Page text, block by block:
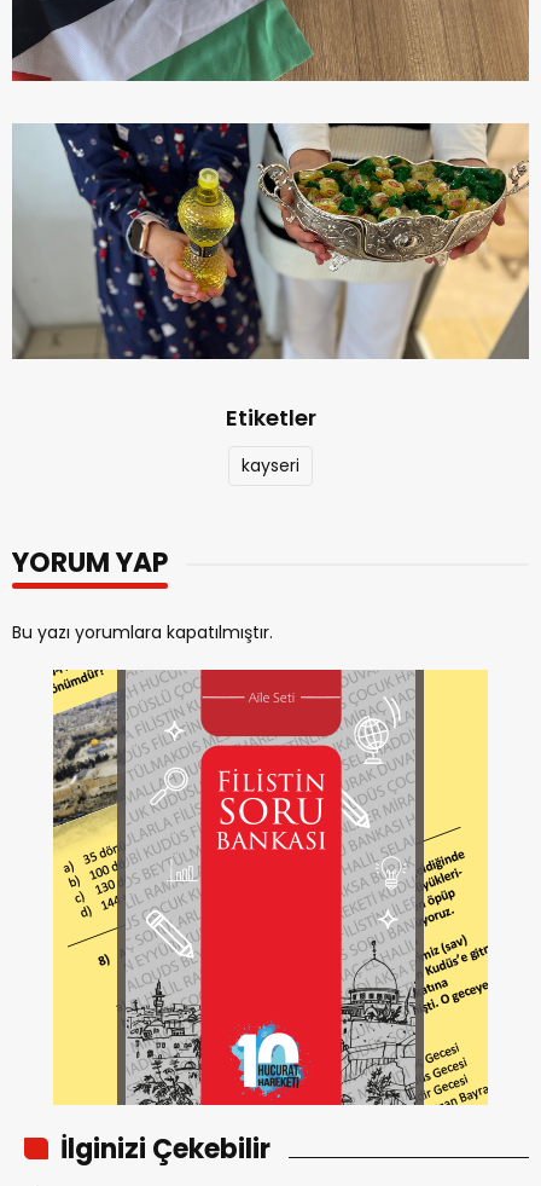
Etiketler
kayseri
YORUM YAP
Bu yazı yorumlara kapatılmıştır.
İlginizi Çekebilir